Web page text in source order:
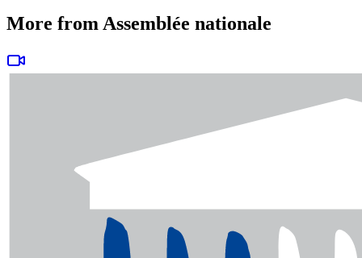
More from Assemblée nationale